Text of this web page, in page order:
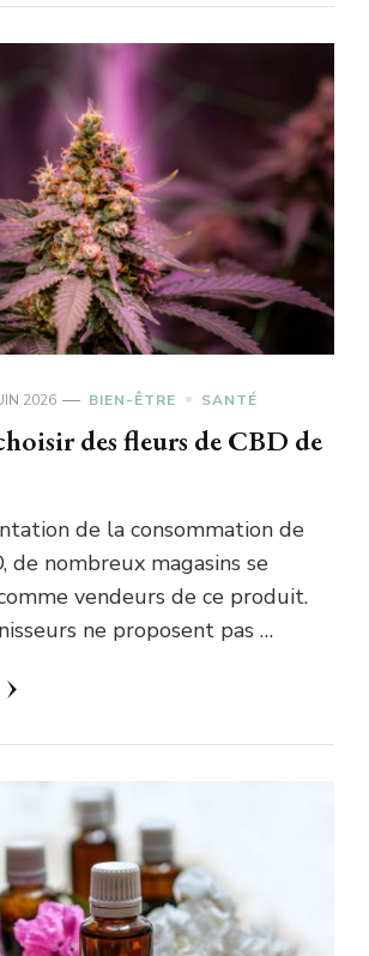
2026 BIEN-ÊTRE SANTÉ
des fleurs de CBD de
de la consommation de
de nombreux magasins se
vendeurs de ce produit.
ne proposent pas …